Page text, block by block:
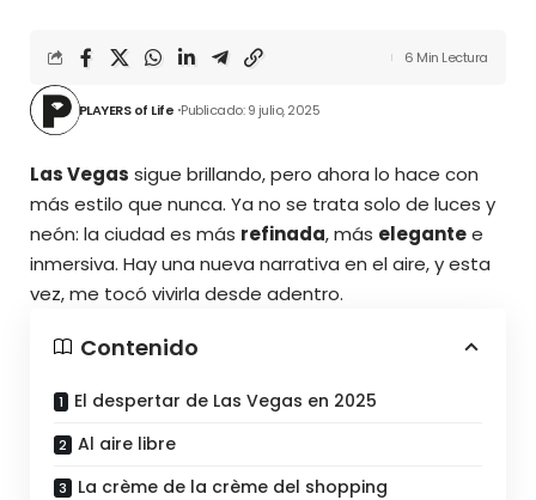
PLAYERS of Life Publicado: 9 julio, 2025
6 Min Lectura
Las Vegas sigue brillando, pero ahora lo hace con
más estilo que nunca. Ya no se trata solo de luces y
neón: la ciudad es más refinada, más elegantee
inmersiva. Hay una nueva narrativa en el aire, y esta
vez, me tocó vivirla desde adentro.
Contenido
El despertar de Las Vegas en 2025
Al aire libre
La crème de la crème del shopping